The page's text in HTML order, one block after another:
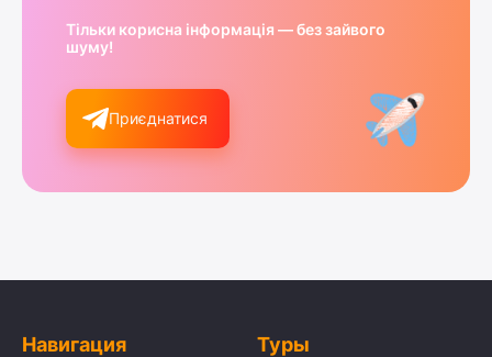
Тільки корисна інформація — без зайвого
шуму!
Приєднатися
Навигация Туры